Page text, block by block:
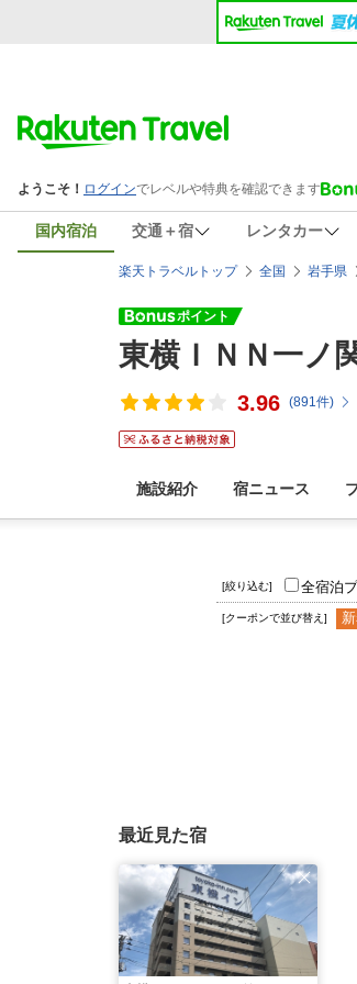
国内宿泊 交通＋宿 レンタカー
楽天トラベルトップ 全国 岩手県
東横ＩＮＮ一ノ
3.96 (891件)
施設紹介 宿ニュース
[絞り込む] 全宿泊
[クーポンで並び替え]
最近見た宿